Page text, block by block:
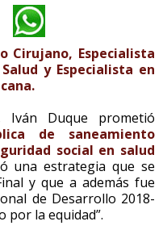
Cirujano, Especialista
y Especialista en
Iván Duque prometió
de saneamiento
social en salud
una estrategia que se
y que a además fue
de Desarrollo 2018-
por la equidad”.